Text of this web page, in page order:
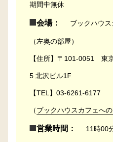
期間中無休
会場： ブックハウ
（左奥の部屋）
【住所】〒101-0051 東
5 北沢ビル1F
【TEL】03-6261-6177
（ブックハウスカフェへ
営業時間： 11時00